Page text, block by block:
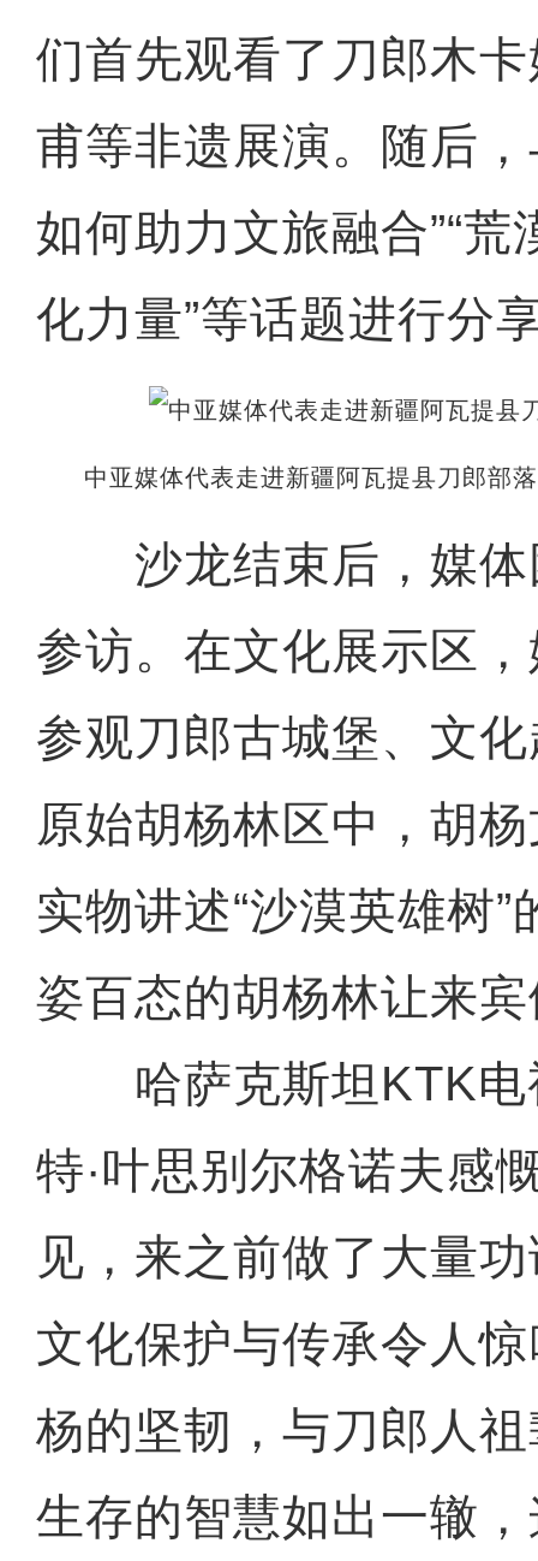
们首先观看了刀郎木
甫等非遗展演。随后
如何助力文旅融合”“
化力量”等话题进行分
中亚媒体代表走进新疆阿瓦提县刀郎部
沙龙结束后，媒体
参访。在文化展示区
参观刀郎古城堡、文
原始胡杨林区中，胡
实物讲述“沙漠英雄树
姿百态的胡杨林让来
哈萨克斯坦KTK电
特·叶思别尔格诺夫感
见，来之前做了大量
文化保护与传承令人
杨的坚韧，与刀郎人
生存的智慧如出一辙